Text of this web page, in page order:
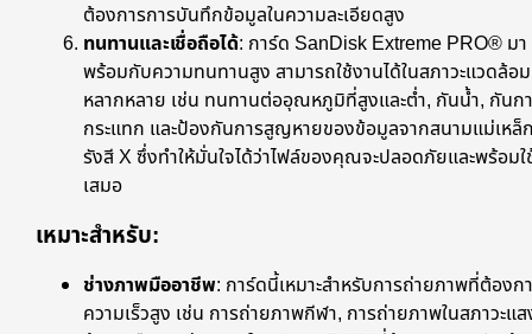
ต้องการการบันทึกข้อมูลในความละเอียดสูง
ทนทานและเชื่อถือได้: การ์ด SanDisk Extreme PRO® มา
พร้อมกับความทนทานสูง สามารถใช้งานได้ในสภาวะแวดล้อ
หลากหลาย เช่น ทนทานต่ออุณหภูมิที่สูงและต่ำ, กันน้ำ, กันก
กระแทก และป้องกันการสูญหายของข้อมูลจากสนามแม่เหล็
รังสี X ซึ่งทำให้มั่นใจได้ว่าไฟล์ของคุณจะปลอดภัยและพร้อม
เสมอ
เหมาะสำหรับ:
ช่างภาพมืออาชีพ: การ์ดนี้เหมาะสำหรับการถ่ายภาพที่ต้องก
ความเร็วสูง เช่น การถ่ายภาพกีฬา, การถ่ายภาพในสภาวะแ